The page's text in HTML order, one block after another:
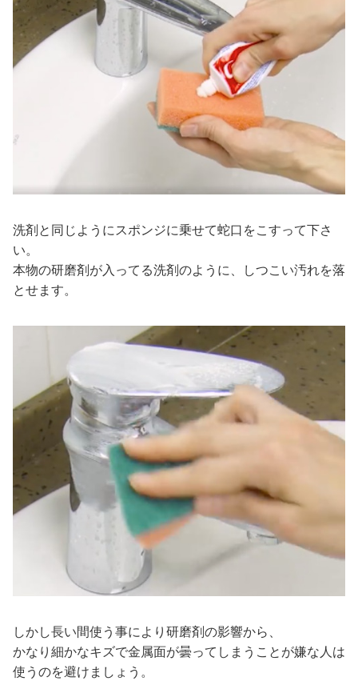
洗剤と同じようにスポンジに乗せて蛇口をこすって下さ
い。
本物の研磨剤が入ってる洗剤のように、しつこい汚れを落
とせます。
しかし長い間使う事により研磨剤の影響から、
かなり細かなキズで金属面が曇ってしまうことが嫌な人は
使うのを避けましょう。